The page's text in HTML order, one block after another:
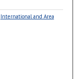
International and Area